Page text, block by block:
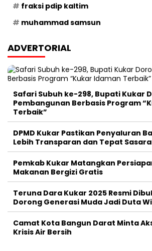
fraksi pdip kaltim
muhammad samsun
ADVERTORIAL
Safari Subuh ke-298, Bupati Kukar
Pembangunan Berbasis Program
Terbaik”
DPMD Kukar Pastikan Penyaluran
Lebih Transparan dan Tepat
Pemkab Kukar Matangkan
Makanan Bergizi Gratis
Teruna Dara Kukar 2025 Resmi
Dorong Generasi Muda Jadi Duta
Camat Kota Bangun Darat Minta
Krisis Air Bersih